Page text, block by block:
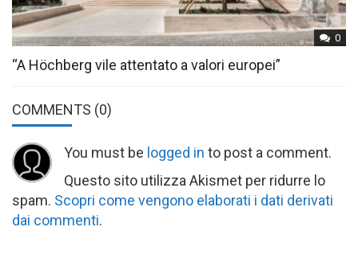
0
“A Höchberg vile attentato a valori europei”
COMMENTS (0)
You must be logged in to post a comment.
Questo sito utilizza Akismet per ridurre lo
spam. Scopri come vengono elaborati i dati derivati
dai commenti.